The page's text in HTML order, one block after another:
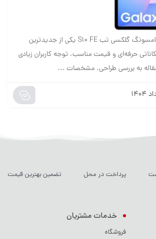
بررسی کامل گلکسی تب S10 FE سامسونگ گلکسی تب S10 FE یکی از جدیدترین
حرفه‌ای و قیمت مناسب، توجه کاربران زیادی
به بررسی طراحی، مشخصات ...
پرداخت در محل تضمین بهترین قیمت
خدمات مشتریان
فروشگاه